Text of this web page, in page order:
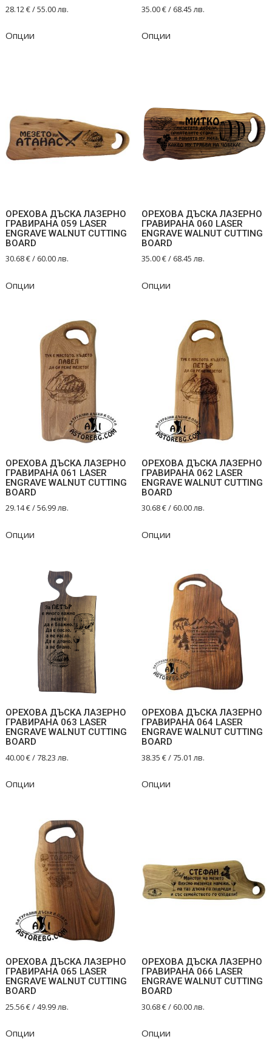
28.12€/ 55.00 лв.
Опции
35.00€/ 68.45 лв.
Опции
ОРЕХОВА ДЪСКА ЛАЗЕРНО
ГРАВИРАНА 059 LASER
ENGRAVE WALNUT CUTTING
BOARD
30.68€/ 60.00 лв.
Опции
ОРЕХОВА ДЪСКА ЛАЗЕРНО
ГРАВИРАНА 060 LASER
ENGRAVE WALNUT CUTTING
BOARD
35.00€/ 68.45 лв.
Опции
ОРЕХОВА ДЪСКА ЛАЗЕРНО
ГРАВИРАНА 061 LASER
ENGRAVE WALNUT CUTTING
BOARD
29.14€/ 56.99 лв.
Опции
ОРЕХОВА ДЪСКА ЛАЗЕРНО
ГРАВИРАНА 062 LASER
ENGRAVE WALNUT CUTTING
BOARD
30.68€/ 60.00 лв.
Опции
ОРЕХОВА ДЪСКА ЛАЗЕРНО
ГРАВИРАНА 063 LASER
ENGRAVE WALNUT CUTTING
BOARD
40.00€/ 78.23 лв.
Опции
ОРЕХОВА ДЪСКА ЛАЗЕРНО
ГРАВИРАНА 064 LASER
ENGRAVE WALNUT CUTTING
BOARD
38.35 €/ 75.01 лв.
Опции
ОРЕХОВА ДЪСКА ЛАЗЕРНО
ГРАВИРАНА 065 LASER
ENGRAVE WALNUT CUTTING
BOARD
25.56€/ 49.99 лв.
Опции
ОРЕХОВА ДЪСКА ЛАЗЕРНО
ГРАВИРАНА 066 LASER
ENGRAVE WALNUT CUTTING
BOARD
30.68€/ 60.00 лв.
Опции